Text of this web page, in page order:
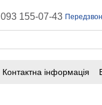
093 155-07-43
Контактна інформація